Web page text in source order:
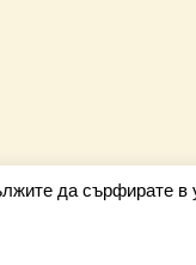
да сърфирате в